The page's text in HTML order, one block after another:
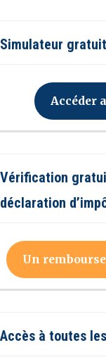
Simulateur
Accéder
Vérification
déclaration
Un
Accès à toutes